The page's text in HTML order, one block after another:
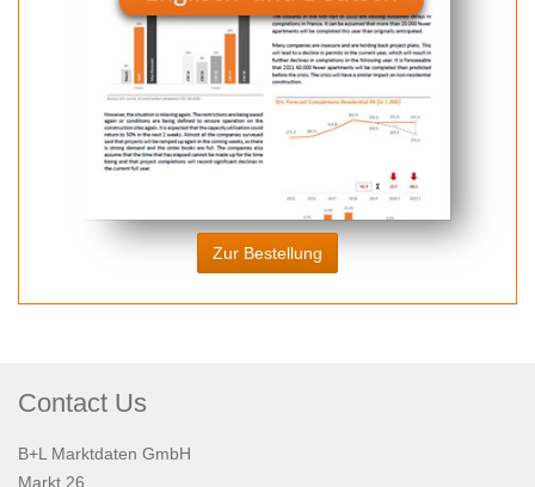
Zur Bestellung
Contact Us
B+L Marktdaten GmbH
Markt 26